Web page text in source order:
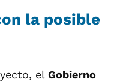
la posible
el Gobierno